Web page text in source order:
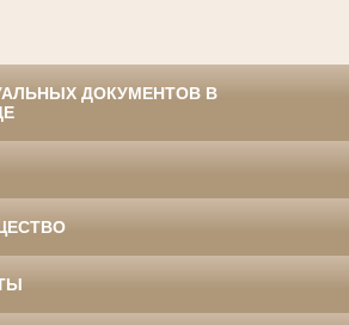
ДОКУМЕНТОВ В